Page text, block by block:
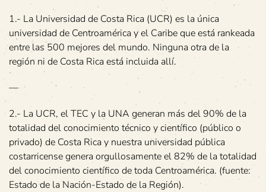
1.- La Universidad de Costa Rica (UCR) es la única
universidad de Centroamérica y el Caribe que está rankeada
entre las 500 mejores del mundo. Ninguna otra de la
región ni de Costa Rica está incluida allí.
—
2.- La UCR, el TEC y la UNA generan más del 90% de la
totalidad del conocimiento técnico y científico (público o
privado) de Costa Rica y nuestra universidad pública
costarricense genera orgullosamente el 82% de la totalidad
del conocimiento científico de toda Centroamérica. (fuente:
Estado de la Nación-Estado de la Región).